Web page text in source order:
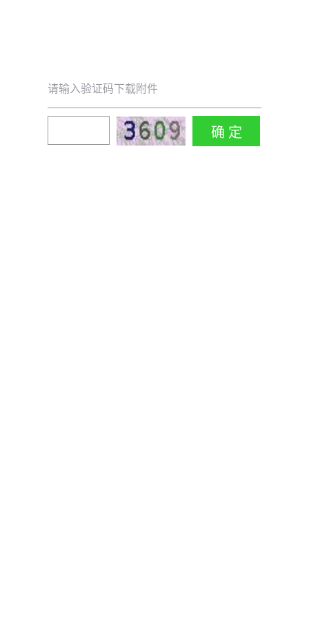
请输入验证码下载附件